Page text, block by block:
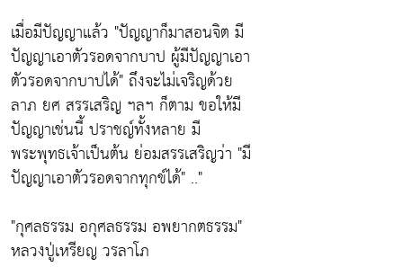
เมื่อมีปัญญาแล้ว "ปัญญาก็มาสอนจิต มี
ปัญญาเอาตัวรอดจากบาป ผู้มีปัญญาเอา
ตัวรอดจากบาปได้"ถึงจะไม่เจริญด้วย
ลาภ ยศ สรรเสริญ ฯลฯ ก็ตาม ขอให้มี
ปัญญาเช่นนี้ ปราชญ์ทั้งหลาย มี
พระพุทธเจ้าเป็นต้น ย่อมสรรเสริญว่า "มี
ปัญญาเอาตัวรอดจากทุกข์ได้" .."
"กุศลธรรม อกุศลธรรม อพยากตธรรม"
หลวงปู่เหรียญ วรลาโภ